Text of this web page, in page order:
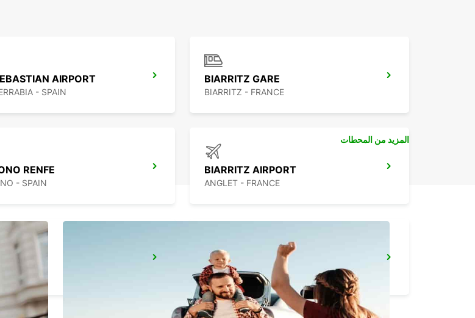
AIRPORT
- SPAIN
BIARRITZ GARE
BIARRITZ - FRANCE
RENFE
- SPAIN
BIARRITZ AIRPORT
ANGLET - FRANCE
- FRANCE
VITORIA CENTRO CIUDAD
VITORIA - SPAIN
المزيد من المحطات